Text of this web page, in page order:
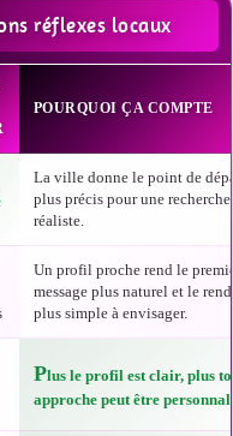
réflexes locaux
POURQUOI ÇA COMPTE
La ville donne le point de
plus précis pour une
réaliste.
Un profil proche rend le
message plus naturel et le
plus simple à envisager.
Plus le profil est clair, plus
approche peut être